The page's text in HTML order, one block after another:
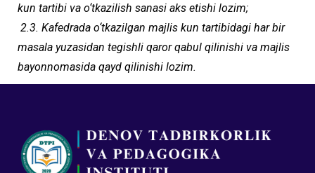
kun tartibi va o‘tkazilish sanasi aks etishi lozim;
2.3. Kafedrada o‘tkazilgan majlis kun tartibidagi har bir
masala yuzasidan tegishli qaror qabul qilinishi va majlis
bayonnomasida qayd qilinishi lozim.